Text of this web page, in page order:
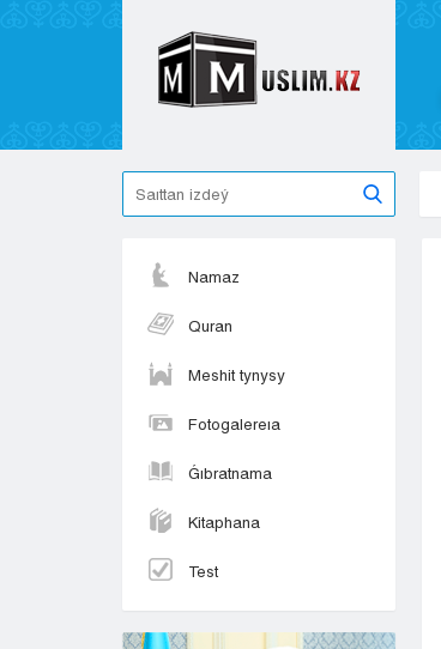
Namaz
Quran
Meshit tynysy
Fotogalereıa
Ǵıbratnama
Kitaphana
Test